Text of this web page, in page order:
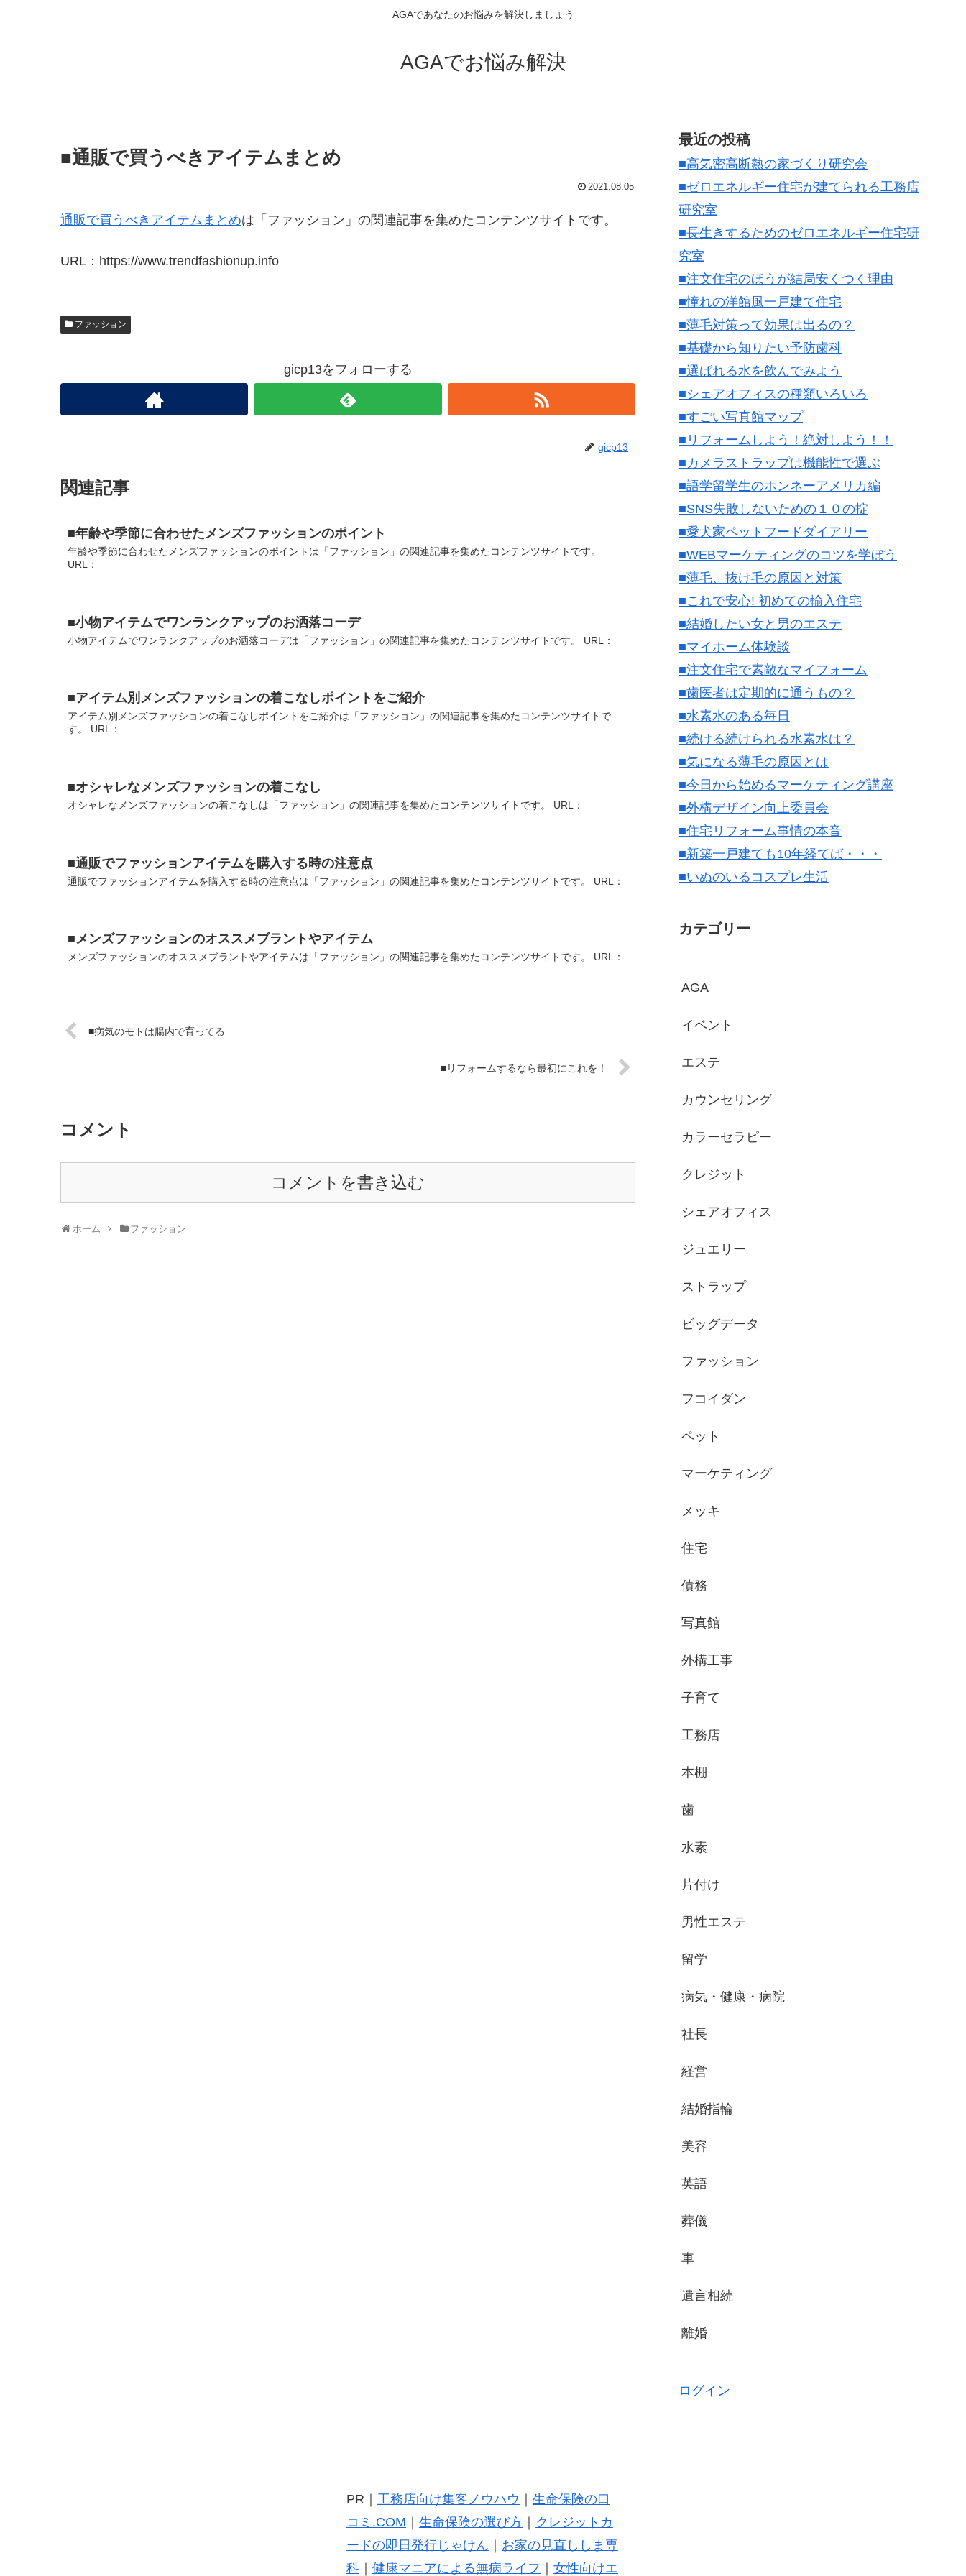
AGAであなたのお悩みを解決しましょう
AGAでお悩み解決
■通販で買うべきアイテムまとめ
2021.08.05
通販で買うべきアイテムまとめは「ファッション」の関連記事を集めたコンテンツサイトです。
URL：https://www.trendfashionup.info
ファッション
gicp13をフォローする
gicp13
関連記事
■年齢や季節に合わせたメンズファッションのポイント
年齢や季節に合わせたメンズファッションのポイントは「ファッション」の関連記事を集めたコンテンツサイトです。
URL：
■小物アイテムでワンランクアップのお洒落コーデ
小物アイテムでワンランクアップのお洒落コーデは「ファッション」の関連記事を集めたコンテンツサイトです。 URL：
■アイテム別メンズファッションの着こなしポイントをご紹介
アイテム別メンズファッションの着こなしポイントをご紹介は「ファッション」の関連記事を集めたコンテンツサイトで
す。 URL：
■オシャレなメンズファッションの着こなし
オシャレなメンズファッションの着こなしは「ファッション」の関連記事を集めたコンテンツサイトです。 URL：
■通販でファッションアイテムを購入する時の注意点
通販でファッションアイテムを購入する時の注意点は「ファッション」の関連記事を集めたコンテンツサイトです。 URL：
■メンズファッションのオススメブラントやアイテム
メンズファッションのオススメブラントやアイテムは「ファッション」の関連記事を集めたコンテンツサイトです。 URL：
■病気のモトは腸内で育ってる
■リフォームするなら最初にこれを！
コメント
コメントを書き込む
ホーム ファッション
最近の投稿
■高気密高断熱の家づくり研究会
■ゼロエネルギー住宅が建てられる工務店
研究室
■長生きするためのゼロエネルギー住宅研
究室
■注文住宅のほうが結局安くつく理由
■憧れの洋館風一戸建て住宅
■薄毛対策って効果は出るの？
■基礎から知りたい予防歯科
■選ばれる水を飲んでみよう
■シェアオフィスの種類いろいろ
■すごい写真館マップ
■リフォームしよう！絶対しよう！！
■カメラストラップは機能性で選ぶ
■語学留学生のホンネーアメリカ編
■SNS失敗しないための１０の掟
■愛犬家ペットフードダイアリー
■WEBマーケティングのコツを学ぼう
■薄毛、抜け毛の原因と対策
■これで安心! 初めての輸入住宅
■結婚したい女と男のエステ
■マイホーム体験談
■注文住宅で素敵なマイフォーム
■歯医者は定期的に通うもの？
■水素水のある毎日
■続ける続けられる水素水は？
■気になる薄毛の原因とは
■今日から始めるマーケティング講座
■外構デザイン向上委員会
■住宅リフォーム事情の本音
■新築一戸建ても10年経てば・・・
■いぬのいるコスプレ生活
カテゴリー
AGA
イベント
エステ
カウンセリング
カラーセラピー
クレジット
シェアオフィス
ジュエリー
ストラップ
ビッグデータ
ファッション
フコイダン
ペット
マーケティング
メッキ
住宅
債務
写真館
外構工事
子育て
工務店
本棚
歯
水素
片付け
男性エステ
留学
病気・健康・病院
社長
経営
結婚指輪
美容
英語
葬儀
車
遺言相続
離婚
ログイン
PR｜ 工務店向け集客ノウハウ
生命保険の口
コミ.COM
生命保険の選び方｜
クレジットカ
ードの即日発行じゃけん
お家の見直ししま専
科｜ 健康マニアによる無病ライフ 女性向けエ